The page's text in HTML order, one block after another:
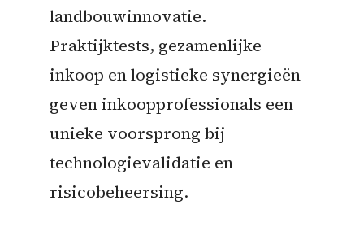
landbouwinnovatie.
Praktijktests, gezamenlijke
inkoop en logistieke synergieën
geven inkoopprofessionals een
unieke voorsprong bij
technologievalidatie en
risicobeheersing.